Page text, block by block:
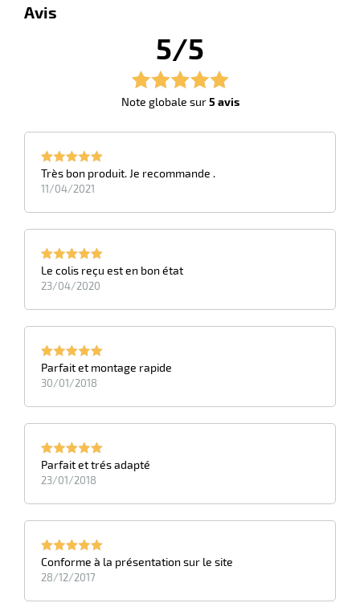
Avis
5/5
Note globale sur5 avis
Très bon produit. Je recommande .
11/04/2021
Le colis reçu est en bon état
23/04/2020
Parfait et montage rapide
30/01/2018
Parfait et trés adapté
23/01/2018
Conforme à la présentation sur le site
28/12/2017